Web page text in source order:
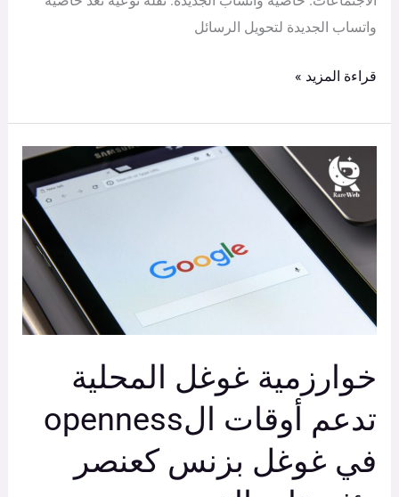
واتساب الجديدة لتحويل الرسائل
قراءة المزيد »
خوارزمية غوغل المحلية
تدعم أوقات الopenness
في غوغل بزنس كعنصر
خوارزمية
غوغل
المحلية
تدعم
أوقات
الopenness
في
بزنس
كعنصر
يؤثر
على
التصدر